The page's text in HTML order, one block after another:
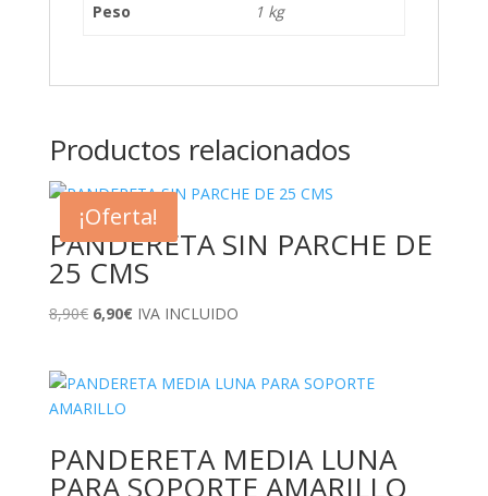
Peso 1 kg
Productos relacionados
¡Oferta!
PANDERETA SIN PARCHE DE
25 CMS
8,90€ El
era:
8,90€.
6,90€El
es:
IVA INCLUIDO
PANDERETA MEDIA LUNA
PARA SOPORTE AMARILLO